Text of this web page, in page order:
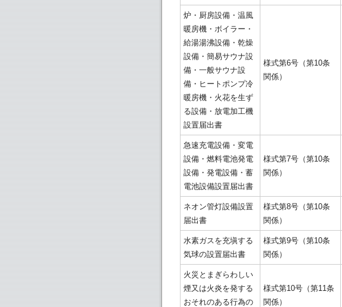
炉・厨房設備・温風
暖房機・ボイラー・
給湯湯沸設備・乾燥
設備・簡易サウナ設
備・一般サウナ設
備・ヒートポンプ冷
暖房機・火花を生ず
る設備・放電加工機
設置届出書
様式第6号（第10条
関係）
急速充電設備・変電
設備・燃料電池発電
設備・発電設備・蓄
電池設備設置届出書
様式第7号（第10条
関係）
ネオン管灯設備設置
届出書
様式第8号（第10条
関係）
水素ガスを充塡する
気球の設置届出書
様式第9号（第10条
関係）
火災とまぎらわしい
煙又は火炎を発する
おそれのある行為の
様式第10号（第11条
関係）